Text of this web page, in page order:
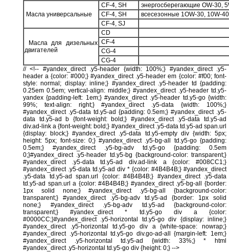
Масла универсальные
СF-4, SH
энергосберегающие OW-30,
СF-4, SH
всесезонные 1OW-30, 10W-
СF-4, SJ
Масла для дизельных
двигателей
СD
СF-4
СG-4
СG-4
// <!-- #yandex_direct .y5-header {width: 100%;} #yandex_direct .y5-
header a {color: #000;} #yandex_direct .y5-header em {color: #f00; font-
style: normal; display: inline;} #yandex_direct .y5-header td {padding:
0.25em 0.5em; vertical-align: middle;} #yandex_direct .y5-header td.y5-
yandex {padding-left: 1em;} #yandex_direct .y5-header td.y5-go {width:
99%; text-align: right;} #yandex_direct .y5-data {width: 100%;}
#yandex_direct .y5-data td.y5-ad {padding: 0.5em;} #yandex_direct .y5-
data td.y5-ad b {font-weight: bold;} #yandex_direct .y5-data td.y5-ad
div.ad-link a {font-weight: bold;} #yandex_direct .y5-data td.y5-ad span.url
{display: block;} #yandex_direct .y5-data td.y5-empty div {width: 5px;
height: 5px; font-size: 0;} #yandex_direct .y5-bg-all td.y5-go {padding:
0.5em;} #yandex_direct .y5-bg-adv td.y5-go {padding: 0.5em
0;}#yandex_direct .y5-header td.y5-bg {background-color: transparent;}
#yandex_direct .y5-data td.y5-ad div.ad-link a {color: #008CC1;}
#yandex_direct .y5-data td.y5-ad div * {color: #4B4B4B;} #yandex_direct
.y5-data td.y5-ad span.url {color: #4B4B4B;} #yandex_direct .y5-data
td.y5-ad span.url a {color: #4B4B4B;} #yandex_direct .y5-bg-all {border:
1px solid none;} #yandex_direct .y5-bg-all {background-color:
transparent;} #yandex_direct .y5-bg-adv td.y5-ad {border: 1px solid
none;} #yandex_direct .y5-bg-adv td.y5-ad {background-color:
transparent;} #yandex_direct * td.y5-go div a {color:
#0000CC;}#yandex_direct .y5-horizontal td.y5-go div {display: inline;}
#yandex_direct .y5-horizontal td.y5-go div a {white-space: nowrap;}
#yandex_direct .y5-horizontal td.y5-go div.go-ad-all {margin-left: 1em;}
#yandex_direct .y5-horizontal td.y5-ad {width: 33%;} * html
#yandex_direct .y5-horizontal td.y5-go div {height: 0;} -->